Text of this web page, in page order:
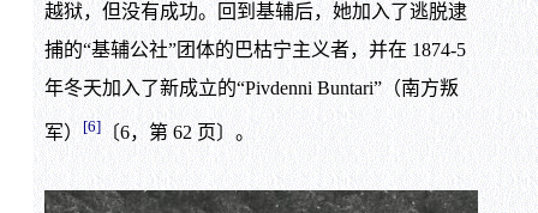
越狱，但没有成功。回到基辅后，她加入了逃脱逮
捕的“基辅公社”团体的巴枯宁主义者，并在 1874-5
年冬天加入了新成立的“Pivdenni Buntari”（南方叛
军） [6]〔6，第 62 页〕。